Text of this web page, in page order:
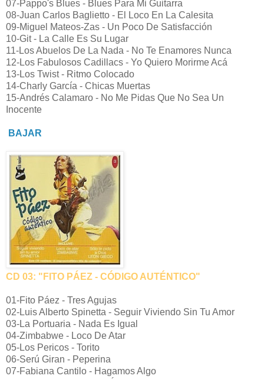
07-Pappo's Blues - Blues Para Mi Guitarra
08-Juan Carlos Baglietto - El Loco En La Calesita
09-Miguel Mateos-Zas - Un Poco De Satisfacción
10-Git - La Calle Es Su Lugar
11-Los Abuelos De La Nada - No Te Enamores Nunca
12-Los Fabulosos Cadillacs - Yo Quiero Morirme Acá
13-Los Twist - Ritmo Colocado
14-Charly García - Chicas Muertas
15-Andrés Calamaro - No Me Pidas Que No Sea Un
Inocente
BAJAR
CD 03: "FITO PÁEZ - CÓDIGO AUTÉNTICO"
01-Fito Páez - Tres Agujas
02-Luis Alberto Spinetta - Seguir Viviendo Sin Tu Amor
03-La Portuaria - Nada Es Igual
04-Zimbabwe - Loco De Atar
05-Los Pericos - Torito
06-Serú Giran - Peperina
07-Fabiana Cantilo - Hagamos Algo